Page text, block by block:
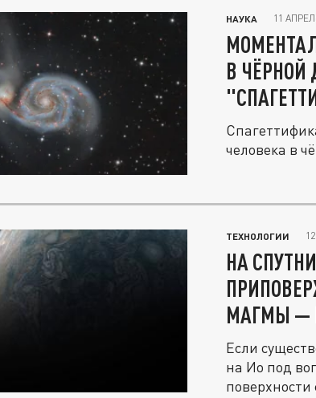
НАУКА 11
В ЧЁРНОЙ
человека в
ТЕХНОЛОГИИ
НА
МАГМЫ —
Если
на Ио под
поверхности